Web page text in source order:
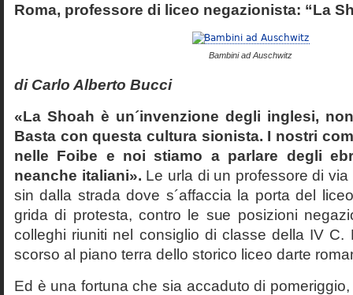
Roma, professore di liceo negazionista: “La
Bambini ad Auschwitz
di Carlo Alberto Bucci
«La Shoah è un´invenzione degli inglesi,
Basta con questa cultura sionista. I nostri
nelle Foibe e noi stiamo a parlare degli
neanche italiani». Le urla di un professore di
sin dalla strada dove s´affaccia la porta del
grida di protesta, contro le sue posizioni
colleghi riuniti nel consiglio di classe della IV C.
scorso al piano terra dello storico liceo darte
Ed è una fortuna che sia accaduto di